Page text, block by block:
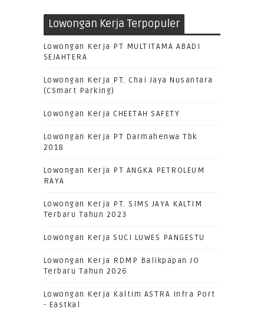
Lowongan Kerja Terpopuler
Lowongan Kerja PT MULTITAMA ABADI
SEJAHTERA
Lowongan Kerja PT. Chai Jaya Nusantara
(CSmart Parking)
Lowongan Kerja CHEETAH SAFETY
Lowongan Kerja PT Darmahenwa Tbk
2018
Lowongan Kerja PT ANGKA PETROLEUM
RAYA
Lowongan Kerja PT. SIMS JAYA KALTIM
Terbaru Tahun 2023
Lowongan Kerja SUCI LUWES PANGESTU
Lowongan Kerja RDMP Balikpapan JO
Terbaru Tahun 2026
Lowongan Kerja Kaltim ASTRA Infra Port
- Eastkal